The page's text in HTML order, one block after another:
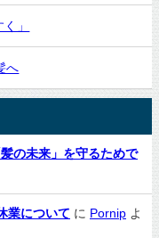
」
へ
の未来」を守るためで
業について に Pornip よ